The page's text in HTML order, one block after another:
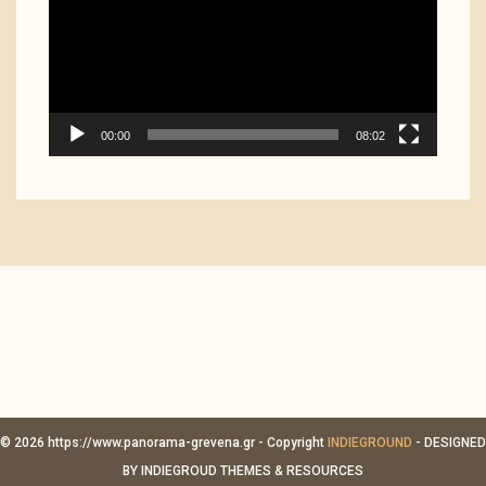
00:00 08:02
© 2026 https://www.panorama-grevena.gr - Copyright INDIEGROUND - DESIGNED
BY INDIEGROUD THEMES & RESOURCES